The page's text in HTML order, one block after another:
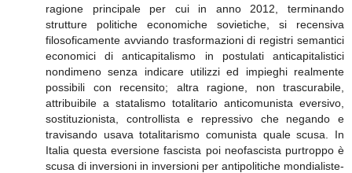
ragione principale per cui in anno 2012, terminando
strutture politiche economiche sovietiche, si recensiva
filosoficamente avviando trasformazioni di registri semantici
economici di anticapitalismo in postulati anticapitalistici
nondimeno senza indicare utilizzi ed impieghi realmente
possibili con recensito; altra ragione, non trascurabile,
attribuibile a statalismo totalitario anticomunista eversivo,
sostituzionista, controllista e repressivo che negando e
travisando usava totalitarismo comunista quale scusa. In
Italia questa eversione fascista poi neofascista purtroppo è
scusa di inversioni in inversioni per antipolitiche mondialiste-